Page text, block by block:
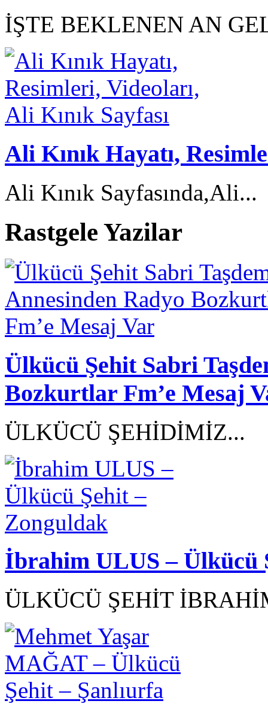
İŞTE BEKLENEN AN
Ali Kınık Hayatı,
Ali Kınık Sayfasında,Ali...
Rastgele Yazilar
Ülkücü Şehit Sabri
Bozkurtlar Fm’e Mesaj
ÜLKÜCÜ ŞEHİDİMİZ...
İbrahim ULUS – Ülkücü
ÜLKÜCÜ ŞEHİT